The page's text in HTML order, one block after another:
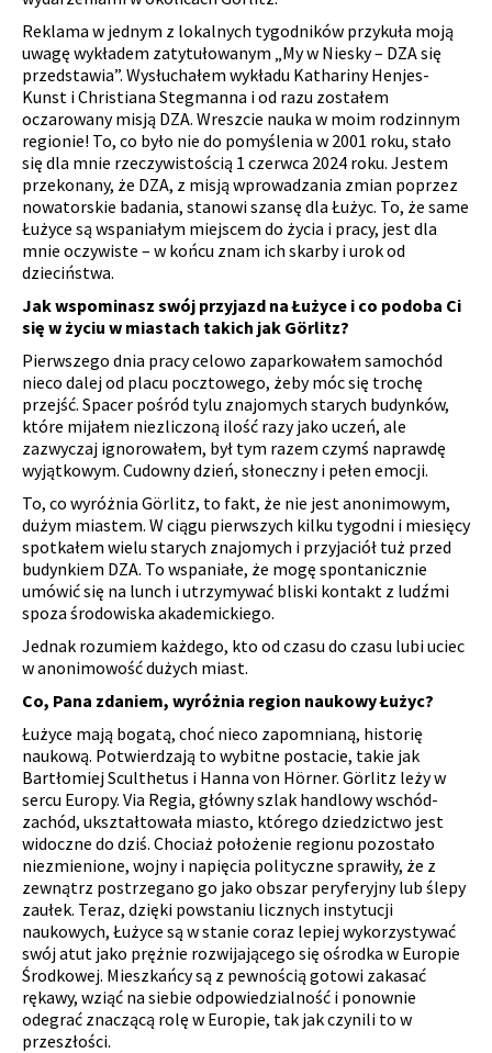
Reklama w jednym z lokalnych tygodników przykuła moją
uwagę wykładem zatytułowanym „My w Niesky – DZA się
przedstawia”. Wysłuchałem wykładu Kathariny Henjes-
Kunst i Christiana Stegmanna i od razu zostałem
oczarowany misją DZA. Wreszcie nauka w moim rodzinnym
regionie! To, co było nie do pomyślenia w 2001 roku, stało
się dla mnie rzeczywistością 1 czerwca 2024 roku. Jestem
przekonany, że DZA, z misją wprowadzania zmian poprzez
nowatorskie badania, stanowi szansę dla Łużyc. To, że same
Łużyce są wspaniałym miejscem do życia i pracy, jest dla
mnie oczywiste – w końcu znam ich skarby i urok od
dzieciństwa.
Jak wspominasz swój przyjazd na Łużyce i co podoba Ci
się w życiu w miastach takich jak Görlitz?
Pierwszego dnia pracy celowo zaparkowałem samochód
nieco dalej od placu pocztowego, żeby móc się trochę
przejść. Spacer pośród tylu znajomych starych budynków,
które mijałem niezliczoną ilość razy jako uczeń, ale
zazwyczaj ignorowałem, był tym razem czymś naprawdę
wyjątkowym. Cudowny dzień, słoneczny i pełen emocji.
To, co wyróżnia Görlitz, to fakt, że nie jest anonimowym,
dużym miastem. W ciągu pierwszych kilku tygodni i miesięcy
spotkałem wielu starych znajomych i przyjaciół tuż przed
budynkiem DZA. To wspaniałe, że mogę spontanicznie
umówić się na lunch i utrzymywać bliski kontakt z ludźmi
spoza środowiska akademickiego.
Jednak rozumiem każdego, kto od czasu do czasu lubi uciec
w anonimowość dużych miast.
Co, Pana zdaniem, wyróżnia region naukowy Łużyc?
Łużyce mają bogatą, choć nieco zapomnianą, historię
naukową. Potwierdzają to wybitne postacie, takie jak
Bartłomiej Sculthetus i Hanna von Hörner. Görlitz leży w
sercu Europy. Via Regia, główny szlak handlowy wschód-
zachód, ukształtowała miasto, którego dziedzictwo jest
widoczne do dziś. Chociaż położenie regionu pozostało
niezmienione, wojny i napięcia polityczne sprawiły, że z
zewnątrz postrzegano go jako obszar peryferyjny lub ślepy
zaułek. Teraz, dzięki powstaniu licznych instytucji
naukowych, Łużyce są w stanie coraz lepiej wykorzystywać
swój atut jako prężnie rozwijającego się ośrodka w Europie
Środkowej. Mieszkańcy są z pewnością gotowi zakasać
rękawy, wziąć na siebie odpowiedzialność i ponownie
odegrać znaczącą rolę w Europie, tak jak czynili to w
przeszłości.